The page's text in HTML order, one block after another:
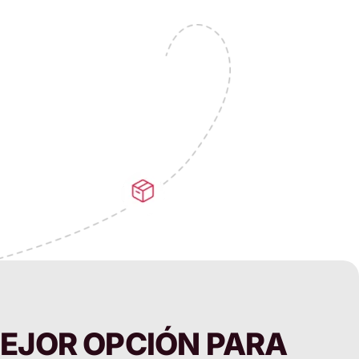
OPCIÓN PARA